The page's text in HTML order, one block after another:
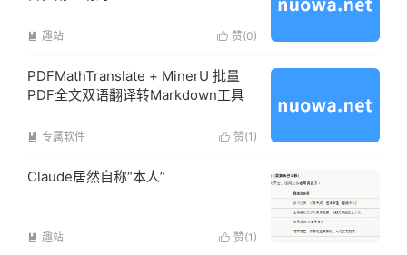
 赞(0)
 趣站
PDFMathTranslate + MinerU 批量
PDF全文双语翻译转Markdown工具
 赞(1 )
 专属软件
Claude居然自称“本人”
 赞(1 )
 趣站